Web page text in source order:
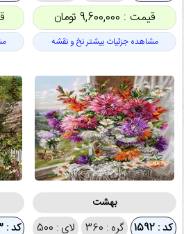
قیمت : 9,600,000 تومان
مشاهده جزئیات بیشتر نخ و نقشه
بهشت
کد : 1592 گره : 360 لای : 500 کد : 1693